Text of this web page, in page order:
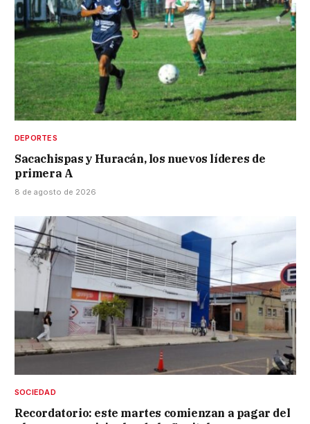
DEPORTES
Sacachispas y Huracán, los nuevos líderes de
primera A
8 de agosto de 2026
SOCIEDAD
Recordatorio: este martes comienzan a pagar del